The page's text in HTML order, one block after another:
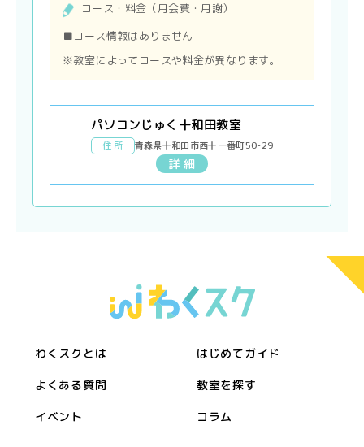
コース・料金（月会費・月謝）
■コース情報はありません
※教室によってコースや料金が異なります。
パソコンじゅく十和田教室
住 所 青森県十和田市西十一番町50-29
詳 細
わくスクとは はじめてガイド
よくある質問 教室を探す
イベント コラム